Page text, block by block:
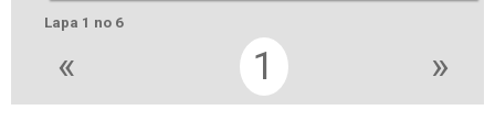
Lapa 1 no 6
« 1 »